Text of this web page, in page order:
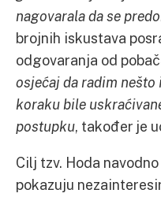
nagovarala da se
brojnih iskustava
odgovaranja od
osjećaj da radim
koraku bile
postupku, također je
Cilj tzv. Hoda
pokazuju